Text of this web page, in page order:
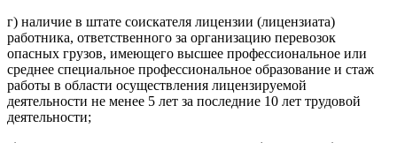
г) наличие в штате соискателя лицензии (лицензиата)
работника, ответственного за организацию перевозок
опасных грузов, имеющего высшее профессиональное или
среднее специальное профессиональное образование и стаж
работы в области осуществления лицензируемой
деятельности не менее 5 лет за последние 10 лет трудовой
деятельности;